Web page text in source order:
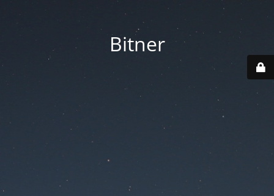
Bitner